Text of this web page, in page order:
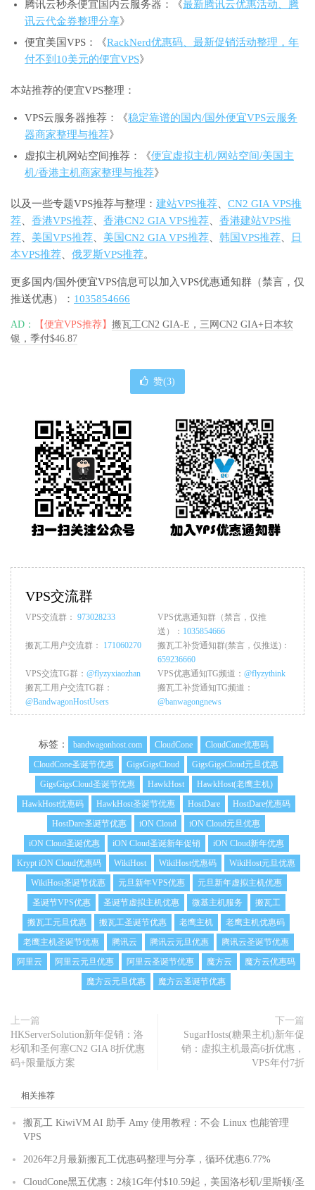
腾讯云秒杀便宜国内云服务器：《最新腾讯云优惠活动、腾
讯云代金券整理分享》
便宜美国VPS：《RackNerd优惠码、最新促销活动整理，年
付不到10美元的便宜VPS》
本站推荐的便宜VPS整理：
VPS云服务器推荐：《稳定靠谱的国内/国外便宜VPS云服务
器商家整理与推荐》
虚拟主机网站空间推荐：《便宜虚拟主机/网站空间/美国主
机/香港主机商家整理与推荐》
以及一些专题VPS推荐与整理： 建站VPS推荐、 CN2 GIA VPS推
荐、 香港VPS推荐、 香港CN2 GIA VPS推荐、 香港建站VPS推
荐、 美国VPS推荐、 美国CN2 GIA VPS推荐、 韩国VPS推荐、
日
本VPS推荐、 俄罗斯VPS推荐。
更多国内/国外便宜VPS信息可以加入VPS优惠通知群（禁言，仅
推送优惠）： 1035854666
AD： 【便宜VPS推荐】 搬瓦工CN2 GIA-E，三网CN2 GIA+日本软
银，季付$46.87
赞(3)
VPS交流群
VPS交流群： 973028233
VPS优惠通知群（禁言，仅推
送）： 1035854666
搬瓦工用户交流群： 171060270
搬瓦工补货通知群(禁言，仅推送)：
659236660
VPS交流TG群： @flyzyxiaozhan VPS优惠通知TG频道： @flyzythink
搬瓦工用户交流TG群：
@BandwagonHostUsers
搬瓦工补货通知TG频道：
@banwagongnews
标签： bandwagonhost.com CloudCone
CloudCone优惠码
CloudCone圣诞节优惠
GigsGigsCloud
GigsGigsCloud元旦优惠
GigsGigsCloud圣诞节优惠
HawkHost
HawkHost(老鹰主机)
HawkHost优惠码
HawkHost圣诞节优惠 HostDare
HostDare优惠码
HostDare圣诞节优惠
iON Cloud
iON Cloud元旦优惠
iON Cloud圣诞优惠
iON Cloud圣诞新年促销
iON Cloud新年优惠
Krypt iON Cloud优惠码
WikiHost WikiHost优惠码
WikiHost元旦优惠
WikiHost圣诞节优惠
元旦新年VPS优惠
元旦新年虚拟主机优惠
圣诞节VPS优惠
圣诞节虚拟主机优惠 微基主机服务
搬瓦工
搬瓦工元旦优惠
搬瓦工圣诞节优惠 老鹰主机
老鹰主机优惠码
老鹰主机圣诞节优惠
腾讯云 腾讯云元旦优惠
腾讯云圣诞节优惠
阿里云
阿里云元旦优惠 阿里云圣诞节优惠 魔方云
魔方云优惠码
魔方云元旦优惠
魔方云圣诞节优惠
上一篇
HKServerSolution新年促销：洛
杉矶和圣何塞CN2 GIA 8折优惠
码+限量版方案
下一篇
SugarHosts(糖果主机)新年促
销：虚拟主机最高6折优惠，
VPS年付7折
相关推荐
搬瓦工 KiwiVM AI 助手 Amy 使用教程：不会 Linux 也能管理
VPS
2026年2月最新搬瓦工优惠码整理与分享，循环优惠6.77%
CloudCone黑五优惠：2核1G年付$10.59起，美国洛杉矶/里斯顿/圣